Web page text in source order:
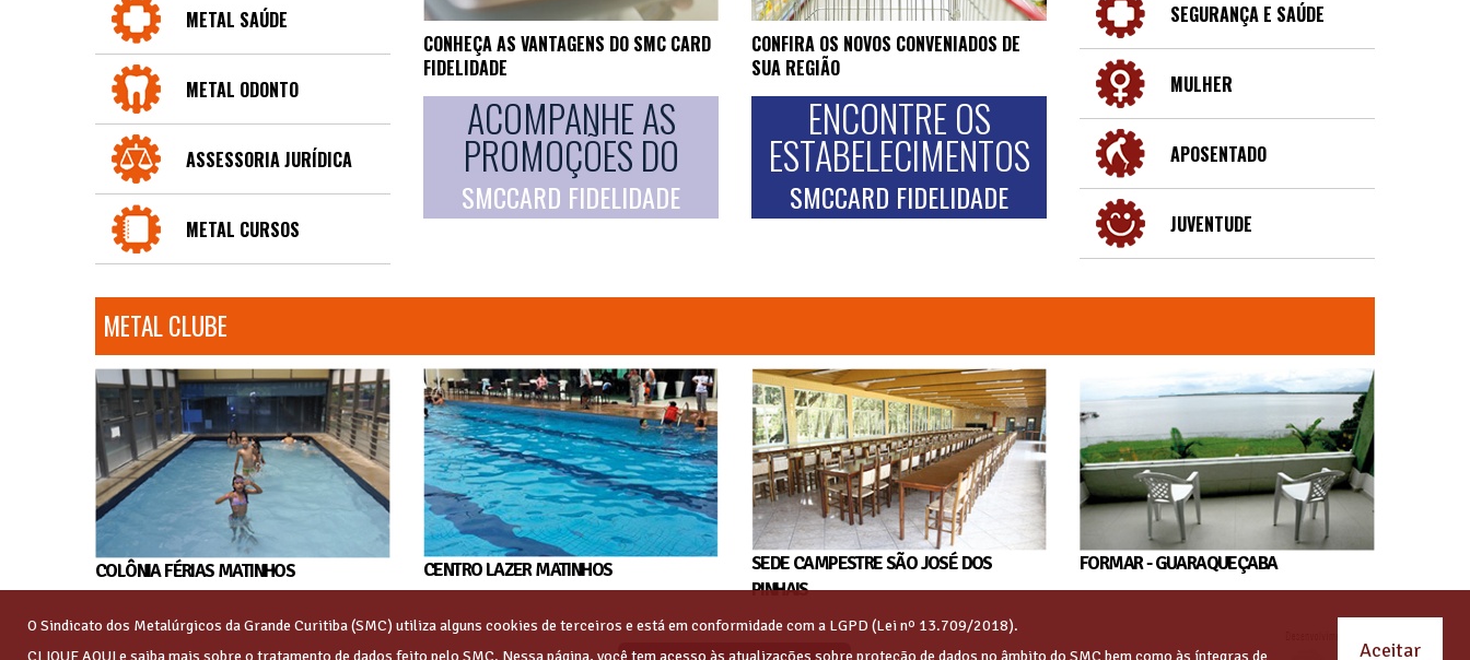
METAL SAÚDE
METAL ODONTO
ASSESSORIA JURÍDICA
METAL CURSOS
CONHEÇA AS VANTAGENS DO SMC CARD
FIDELIDADE
ACOMPANHE AS
PROMOÇÕES DO
SMCCARD FIDELIDADE
CONFIRA OS NOVOS CONVENIADOS DE
SUA REGIÃO
ENCONTRE OS
ESTABELECIMENTOS
SMCCARD FIDELIDADE
SEGURANÇA E SAÚDE
MULHER
APOSENTADO
JUVENTUDE
METAL CLUBE
COLÔNIA FÉRIAS MATINHOS CENTRO LAZER MATINHOS
SEDE CAMPESTRE SÃO JOSÉ DOS
PINHAIS
FORMAR - GUARAQUEÇABA
O Sindicato dos Metalúrgicos da Grande Curitiba (SMC) utiliza alguns cookies de terceiros e está em conformidade com a LGPD (Lei nº 13.709/2018).
CLIQUE AQUIe saiba mais sobre o tratamento de dados feito pelo SMC. Nessa página, você tem acesso às atualizações sobre proteção de dados no âmbito do SMC bem como às íntegras de Aceitar